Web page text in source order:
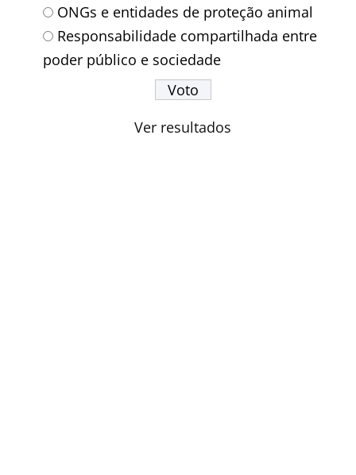
ONGs e entidades de proteção animal
Responsabilidade compartilhada entre
poder público e sociedade
Ver resultados